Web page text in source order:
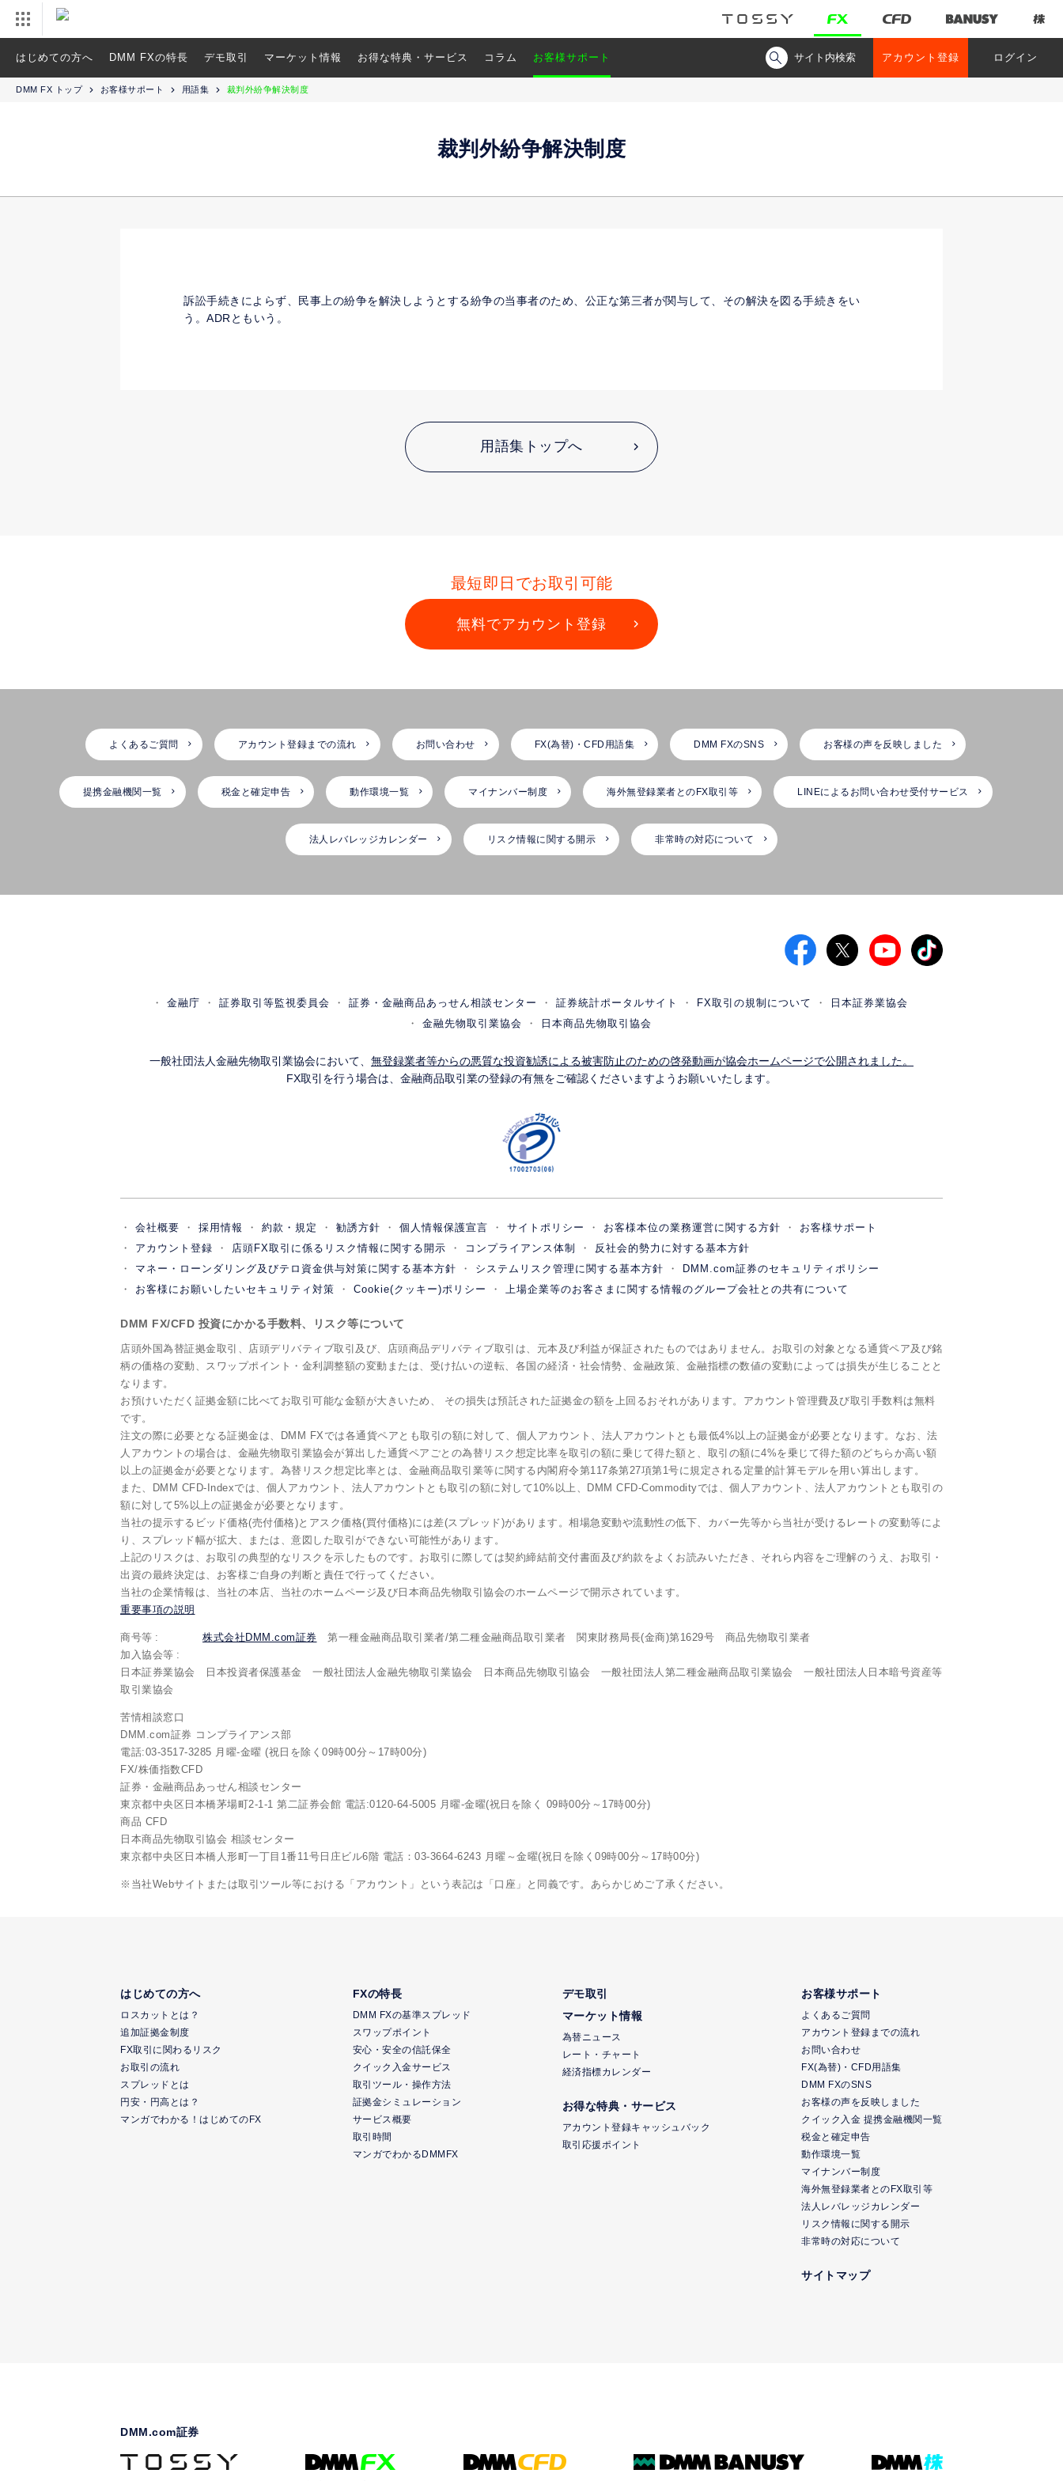
はじめての方へ DMM FXの特長 デモ取引 マーケット情報 お得な特典・サービス コラム お客様サポート サイト内検索 アカウント登録 ログイン
DMM FX トップ お客様サポート 用語集 裁判外紛争解決制度
裁判外紛争解決制度
訴訟手続きによらず、民事上の紛争を解決しようとする紛争の当事者のため、公正な第三者が関与して、その解決を図る手続きをい
う。ADRともいう。
用語集トップへ
最短即日でお取引可能
無料でアカウント登録
よくあるご質問 アカウント登録までの流れ お問い合わせ FX(為替)・CFD用語集 DMM FXのSNS お客様の声を反映しました
提携金融機関一覧 税金と確定申告 動作環境一覧 マイナンバー制度 海外無登録業者とのFX取引等 LINEによるお問い合わせ受付サービス
法人レバレッジカレンダー リスク情報に関する開示 非常時の対応について
金融庁 証券取引等監視委員会 証券・金融商品あっせん相談センター 証券統計ポータルサイト FX取引の規制について
日本証券業協会
金融先物取引業協会
日本商品先物取引協会
一般社団法人金融先物取引業協会において、 無登録業者等からの悪質な投資勧誘による被害防止のための啓発動画が協会ホームページで公開されました。
FX取引を行う場合は、金融商品取引業の登録の有無をご確認くださいますようお願いいたします。
会社概要 採用情報 約款・規定 勧誘方針 個人情報保護宣言 サイトポリシー お客様本位の業務運営に関する方針
お客様サポート
アカウント登録
店頭FX取引に係るリスク情報に関する開示 コンプライアンス体制
反社会的勢力に対する基本方針
マネー・ローンダリング及びテロ資金供与対策に関する基本方針
システムリスク管理に関する基本方針
DMM.com証券のセキュリティポリシー
お客様にお願いしたいセキュリティ対策
Cookie(クッキー)ポリシー 上場企業等のお客さまに関する情報のグループ会社との共有について
DMM FX/CFD 投資にかかる手数料、リスク等について
店頭外国為替証拠金取引、店頭デリバティブ取引及び、店頭商品デリバティブ取引は、元本及び利益が保証されたものではありません。お取引の対象となる通貨ペア及び銘
柄の価格の変動、スワップポイント・金利調整額の変動または、受け払いの逆転、各国の経済・社会情勢、金融政策、金融指標の数値の変動によっては損失が生じることと
なります。
お預けいただく証拠金額に比べてお取引可能な金額が大きいため、 その損失は預託された証拠金の額を上回るおそれがあります。アカウント管理費及び取引手数料は無料
です。
注文の際に必要となる証拠金は、DMM FXでは各通貨ペアとも取引の額に対して、個人アカウント、法人アカウントとも最低4%以上の証拠金が必要となります。なお、法
人アカウントの場合は、金融先物取引業協会が算出した通貨ペアごとの為替リスク想定比率を取引の額に乗じて得た額と、取引の額に4%を乗じて得た額のどちらか高い額
以上の証拠金が必要となります。為替リスク想定比率とは、金融商品取引業等に関する内閣府令第117条第27項第1号に規定される定量的計算モデルを用い算出します。
また、DMM CFD-Indexでは、個人アカウント、法人アカウントとも取引の額に対して10%以上、DMM CFD-Commodityでは、個人アカウント、法人アカウントとも取引の
額に対して5%以上の証拠金が必要となります。
当社の提示するビッド価格(売付価格)とアスク価格(買付価格)には差(スプレッド)があります。相場急変動や流動性の低下、カバー先等から当社が受けるレートの変動等によ
り、スプレッド幅が拡大、または、意図した取引ができない可能性があります。
上記のリスクは、お取引の典型的なリスクを示したものです。お取引に際しては契約締結前交付書面及び約款をよくお読みいただき、それら内容をご理解のうえ、お取引・
出資の最終決定は、お客様ご自身の判断と責任で行ってください。
当社の企業情報は、当社の本店、当社のホームページ及び日本商品先物取引協会のホームページで開示されています。
重要事項の説明
商号等 株式会社DMM.com証券 第一種金融商品取引業者/第二種金融商品取引業者 関東財務局長(金商)第1629号 商品先物取引業者
加入協会等
日本証券業協会 日本投資者保護基金 一般社団法人金融先物取引業協会 日本商品先物取引協会 一般社団法人第二種金融商品取引業協会 一般社団法人日本暗号資産等
取引業協会
苦情相談窓口
DMM.com証券 コンプライアンス部
電話:03-3517-3285 月曜-金曜 (祝日を除く09時00分～17時00分)
FX/株価指数CFD
証券・金融商品あっせん相談センター
東京都中央区日本橋茅場町2-1-1 第二証券会館 電話:0120-64-5005 月曜-金曜(祝日を除く 09時00分～17時00分)
商品 CFD
日本商品先物取引協会 相談センター
東京都中央区日本橋人形町一丁目1番11号日庄ビル6階 電話：03-3664-6243 月曜～金曜(祝日を除く09時00分～17時00分)
※当社Webサイトまたは取引ツール等における「アカウント」という表記は「口座」と同義です。あらかじめご了承ください。
はじめての方へ
ロスカットとは？
追加証拠金制度
FX取引に関わるリスク
お取引の流れ
スプレッドとは
円安・円高とは？
マンガでわかる！はじめてのFX
FXの特長
DMM FXの基準スプレッド
スワップポイント
安心・安全の信託保全
クイック入金サービス
取引ツール・操作方法
証拠金シミュレーション
サービス概要
取引時間
マンガでわかるDMMFX
デモ取引
マーケット情報
為替ニュース
レート・チャート
経済指標カレンダー
お得な特典・サービス
アカウント登録キャッシュバック
取引応援ポイント
お客様サポート
よくあるご質問
アカウント登録までの流れ
お問い合わせ
FX(為替)・CFD用語集
DMM FXのSNS
お客様の声を反映しました
クイック入金 提携金融機関一覧
税金と確定申告
動作環境一覧
マイナンバー制度
海外無登録業者とのFX取引等
法人レバレッジカレンダー
リスク情報に関する開示
非常時の対応について
サイトマップ
DMM.com証券